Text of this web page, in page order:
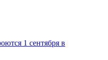
1 сентября в